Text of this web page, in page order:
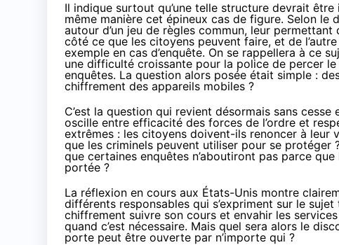
Il indique surtout qu’une telle structure devrait
même manière cet épineux cas de figure. Selon le
autour d’un jeu de règles commun, leur
côté ce que les citoyens peuvent faire, et de
exemple en cas d’enquête. On se rappellera à ce
une difficulté croissante pour la police de percer
enquêtes. La question alors posée était simple :
chiffrement des appareils mobiles ?
C’est la question qui revient désormais sans
oscille entre efficacité des forces de l’ordre et
extrêmes : les citoyens doivent-ils renoncer à leur
que les criminels peuvent utiliser pour se protéger
que certaines enquêtes n’aboutiront pas parce
portée ?
La réflexion en cours aux États-Unis montre
différents responsables qui s’expriment sur le
chiffrement suivre son cours et envahir les
quand c’est nécessaire. Mais quel sera alors le
porte peut être ouverte par n’importe qui ?